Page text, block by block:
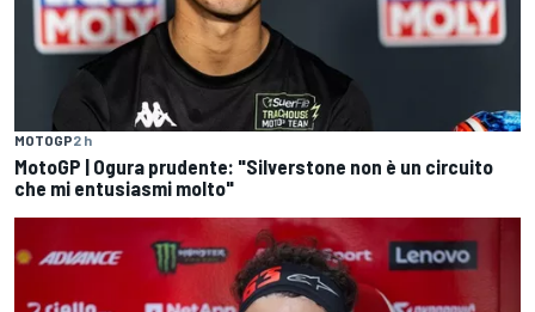
MOTOGP2 h
MotoGP | Ogura prudente: "Silverstone non è un circuito
che mi entusiasmi molto"